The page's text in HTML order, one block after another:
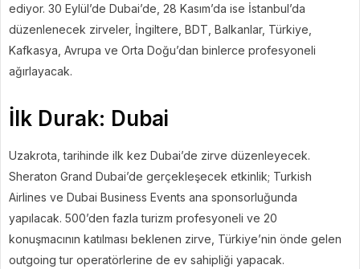
ediyor. 30 Eylül’de Dubai’de, 28 Kasım’da ise İstanbul’da
düzenlenecek zirveler, İngiltere, BDT, Balkanlar, Türkiye,
Kafkasya, Avrupa ve Orta Doğu’dan binlerce profesyoneli
ağırlayacak.
İlk Durak: Dubai
Uzakrota, tarihinde ilk kez Dubai’de zirve düzenleyecek.
Sheraton Grand Dubai’de gerçekleşecek etkinlik; Turkish
Airlines ve Dubai Business Events ana sponsorluğunda
yapılacak. 500’den fazla turizm profesyoneli ve 20
konuşmacının katılması beklenen zirve, Türkiye’nin önde gelen
outgoing tur operatörlerine de ev sahipliği yapacak.